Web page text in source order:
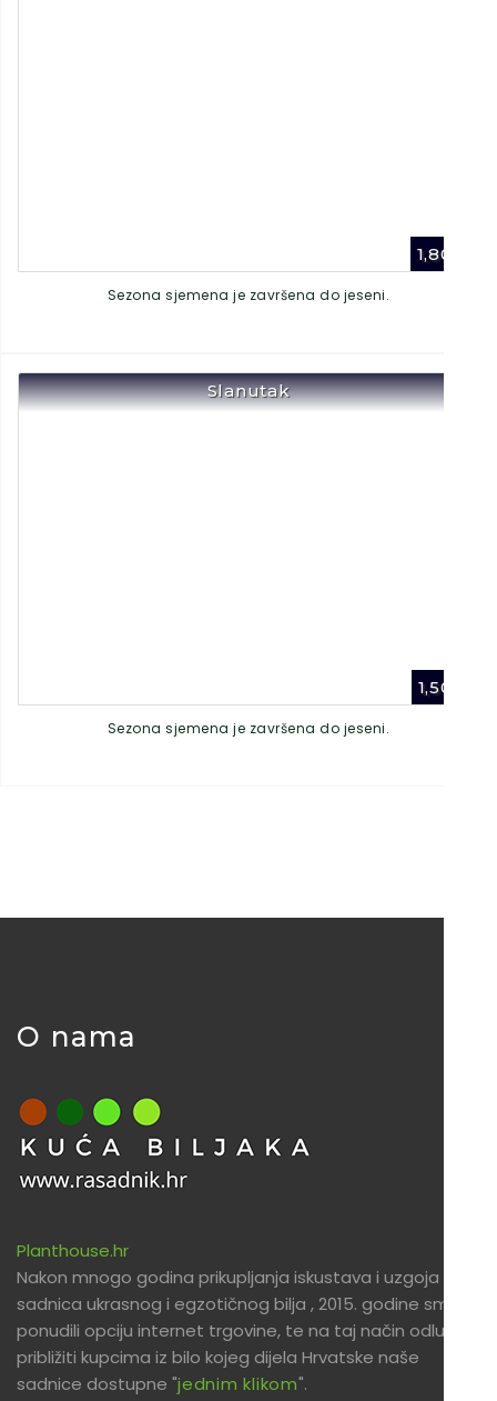
1,80
Sezona sjemena je završena do jeseni.
Slanutak
1,50
Sezona sjemena je završena do jeseni.
O nama
Planthouse.hr
Nakon mnogo godina prikupljanja iskustava i uzgoja
sadnica ukrasnog i egzotičnog bilja , 2015. godine smo
ponudili opciju internet trgovine, te na taj način odlučili
približiti kupcima iz bilo kojeg dijela Hrvatske naše
sadnice dostupne "jednim klikom".